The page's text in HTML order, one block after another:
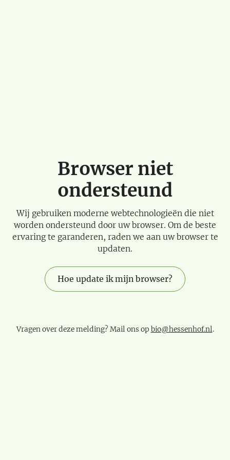
Browser niet
ondersteund
Wij gebruiken moderne webtechnologieën die niet
worden ondersteund door uw browser. Om de beste
ervaring te garanderen, raden we aan uw browser te
updaten.
Hoe update ik mijn browser?
Vragen over deze melding? Mail ons op bio@hessenhof.nl.